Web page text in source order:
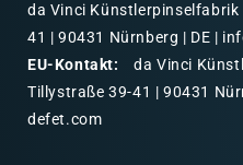
da Vinci Künstlerpinselfabrik
41 | 90431 Nürnberg | DE |
EU-Kontakt:
da Vinci
Tillystraße 39-41 | 90431
defet.com